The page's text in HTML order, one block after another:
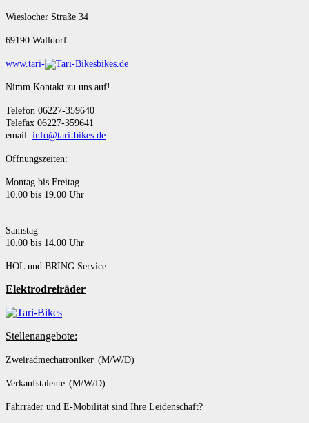
Wieslocher Straße 34
69190 Walldorf
www.tari- bikes.de
Nimm Kontakt zu uns auf!
Telefon 06227-359640
Telefax 06227-359641
email: info@tari-bikes.de
Öffnungszeiten:
Montag bis Freitag
10.00 bis 19.00 Uhr
Samstag
10.00 bis 14.00 Uhr
HOL und BRING Service
Elektrodreiräder
Stellenangebote:
Zweiradmechatroniker (M/W/D)
Verkaufstalente (M/W/D)
Fahrräder und E-Mobilität sind Ihre Leidenschaft?